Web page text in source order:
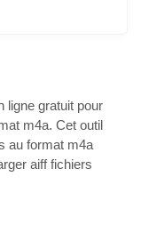
ligne gratuit pour
m4a. Cet outil
au format m4a
aiff fichiers